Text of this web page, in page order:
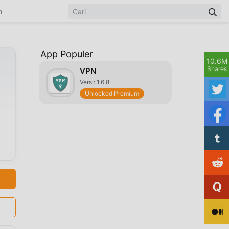
App Populer
VPN
Versi: 1.6.8
Unlocked Premium
10.6M
Shares